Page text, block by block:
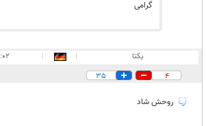
گرامی
یکتا |
|
۲۲:۰۲ -
4
35
روحش شاد